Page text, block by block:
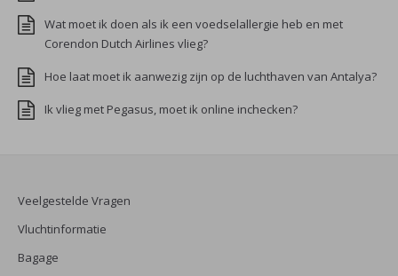
Wat moet ik doen als ik een voedselallergie heb en met
Corendon Dutch Airlines vlieg?
Hoe laat moet ik aanwezig zijn op de luchthaven van Antalya?
Ik vlieg met Pegasus, moet ik online inchecken?
Veelgestelde Vragen
Vluchtinformatie
Bagage